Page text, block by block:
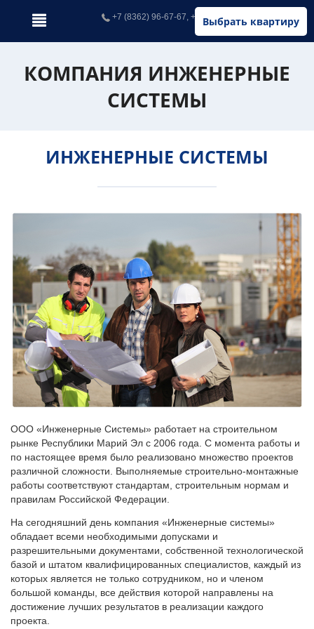
Выбрать квартиру
+7 (8362) 96-67-67, +7 (902) 326-67-67
КОМПАНИЯ ИНЖЕНЕРНЫЕ
СИСТЕМЫ
ИНЖЕНЕРНЫЕ СИСТЕМЫ
ООО «Инженерные Системы» работает на строительном
рынке Республики Марий Эл с 2006 года. С момента работы и
по настоящее время было реализовано множество проектов
различной сложности. Выполняемые строительно-монтажные
работы соответствуют стандартам, строительным нормам и
правилам Российской Федерации.
На сегодняшний день компания «Инженерные системы»
обладает всеми необходимыми допусками и
разрешительными документами, собственной технологической
базой и штатом квалифицированных специалистов, каждый из
которых является не только сотрудником, но и членом
большой команды, все действия которой направлены на
достижение лучших результатов в реализации каждого
проекта.